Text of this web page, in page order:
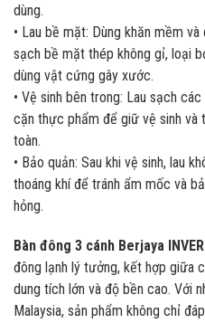
dùng.
• Lau bề mặt: Dùng khăn mềm
sạch bề mặt thép không gỉ, loại
dùng vật cứng gây xước.
• Vệ sinh bên trong: Lau sạch
cặn thực phẩm để giữ vệ sinh và
toàn.
• Bảo quản: Sau khi vệ sinh, lau
thoáng khí để tránh ẩm mốc và
hỏng.
Bàn đông 3 cánh Berjaya
đông lạnh lý tưởng, kết hợp giữa
dung tích lớn và độ bền cao. Với
Malaysia, sản phẩm không chỉ